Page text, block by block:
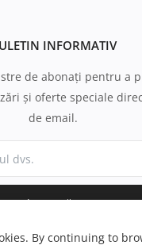
INFORMATIV
de abonați pentru a
și oferte speciale
de email.
Abonează-te
By continuing to